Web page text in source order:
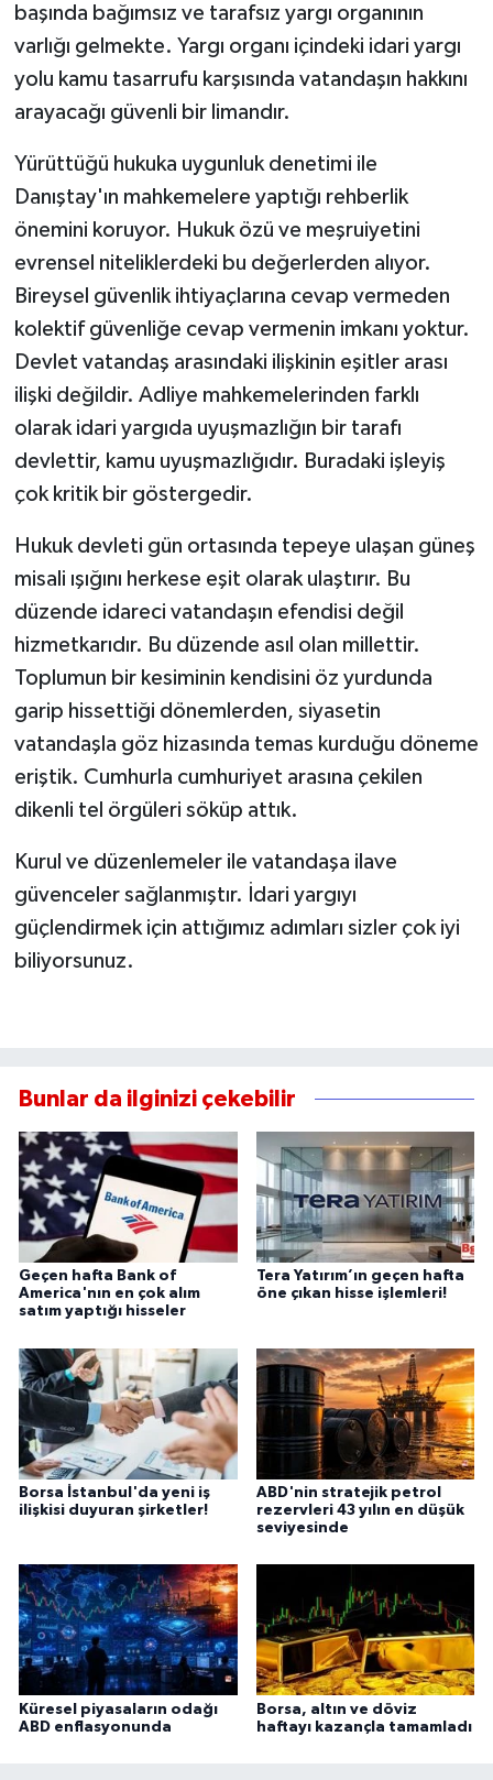
başında bağımsız ve tarafsız yargı organının
varlığı gelmekte. Yargı organı içindeki idari yargı
yolu kamu tasarrufu karşısında vatandaşın hakkını
arayacağı güvenli bir limandır.
Yürüttüğü hukuka uygunluk denetimi ile
Danıştay'ın mahkemelere yaptığı rehberlik
önemini koruyor. Hukuk özü ve meşruiyetini
evrensel niteliklerdeki bu değerlerden alıyor.
Bireysel güvenlik ihtiyaçlarına cevap vermeden
kolektif güvenliğe cevap vermenin imkanı yoktur.
Devlet vatandaş arasındaki ilişkinin eşitler arası
ilişki değildir. Adliye mahkemelerinden farklı
olarak idari yargıda uyuşmazlığın bir tarafı
devlettir, kamu uyuşmazlığıdır. Buradaki işleyiş
çok kritik bir göstergedir.
Hukuk devleti gün ortasında tepeye ulaşan güneş
misali ışığını herkese eşit olarak ulaştırır. Bu
düzende idareci vatandaşın efendisi değil
hizmetkarıdır. Bu düzende asıl olan millettir.
Toplumun bir kesiminin kendisini öz yurdunda
garip hissettiği dönemlerden, siyasetin
vatandaşla göz hizasında temas kurduğu döneme
eriştik. Cumhurla cumhuriyet arasına çekilen
dikenli tel örgüleri söküp attık.
Kurul ve düzenlemeler ile vatandaşa ilave
güvenceler sağlanmıştır. İdari yargıyı
güçlendirmek için attığımız adımları sizler çok iyi
biliyorsunuz.
Bunlar da ilginizi çekebilir
Geçen hafta Bank of
America'nın en çok alım
satım yaptığı hisseler
Tera Yatırım’ın geçen hafta
öne çıkan hisse işlemleri!
Borsa İstanbul'da yeni iş
ilişkisi duyuran şirketler!
ABD'nin stratejik petrol
rezervleri 43 yılın en düşük
seviyesinde
Küresel piyasaların odağı
ABD enflasyonunda
Borsa, altın ve döviz
haftayı kazançla tamamladı